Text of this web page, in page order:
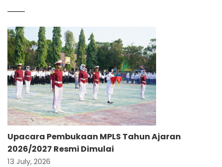
Upacara Pembukaan MPLS Tahun Ajaran
2026/2027 Resmi Dimulai
13 July, 2026